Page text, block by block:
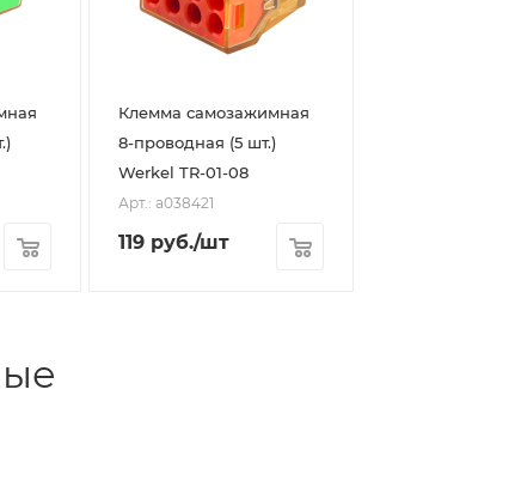
Клемма самозажимная
8-проводная (5 шт.)
Werkel TR-01-08
Арт.: a038421
119 руб./шт